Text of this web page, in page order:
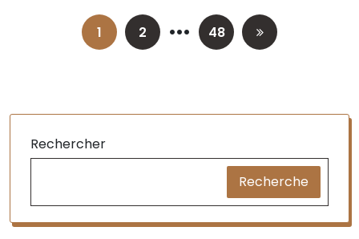
Posts
pagination
1 2 … 48
Rechercher
Recherche